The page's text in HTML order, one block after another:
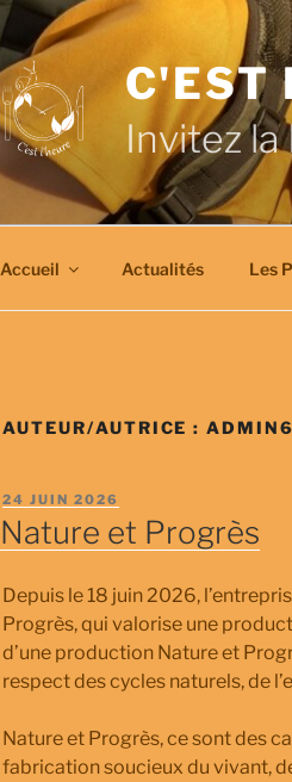
C'EST
Invitez
Accueil Actualités Les
AUTEUR/AUTRICE :
PUBLIÉ
LE
24 JUIN 2026
Nature et Progrès
Depuis le 18 juin 2026,
Progrès, qui valorise une
d’une production Nature et
respect des cycles naturels, de
Nature et Progrès, ce sont des
fabrication soucieux du vivant,